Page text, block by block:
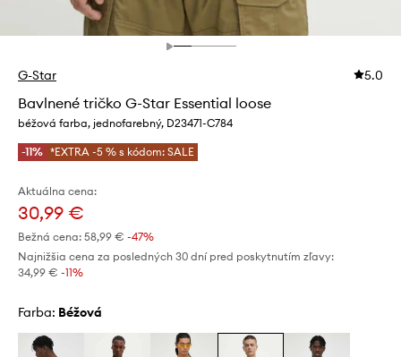
G-Star 5.0
Bavlnené tričko G-Star Essential loose
béžová farba, jednofarebný, D23471-C784
-11% *EXTRA -5 % s kódom: SALE
Aktuálna cena:
30,99 €
Bežná cena: 58,99 € -47%
Najnižšia cena za posledných 30 dní pred poskytnutím zľavy:
34,99 € -11%
Farba: béžová